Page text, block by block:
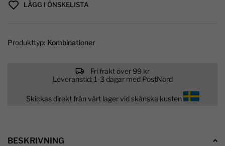
LÄGG I ÖNSKELISTA
Produkttyp: Kombinationer
Fri frakt över 99 kr
Leveranstid: 1-3 dagar med PostNord
Skickas direkt från vårt lager vid skånska kusten
BESKRIVNING